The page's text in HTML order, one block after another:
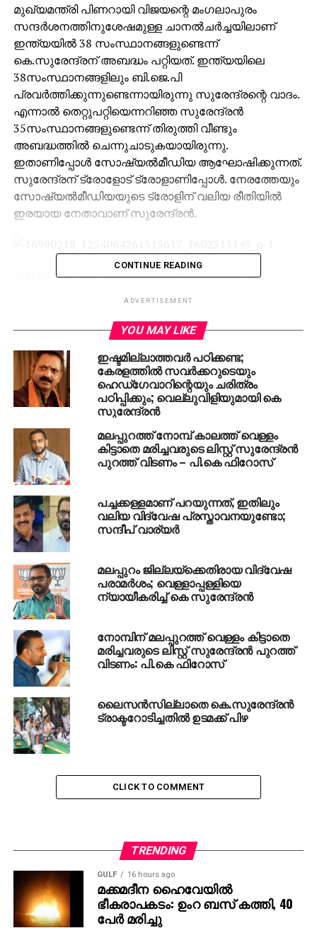
മുഖ്യമന്ത്രി പിണറായി വിജയന്റെ മംഗലാപുരം
സന്ദര്‍ശനത്തിനുശേഷമുള്ള ചാനല്‍ചര്‍ച്ചയിലാണ്
ഇന്ത്യയില്‍ 38 സംസ്ഥാനങ്ങളുണ്ടെന്ന്
കെ.സുരേന്ദ്രന് അബദ്ധം പറ്റിയത്. ഇന്ത്യയിലെ
38സംസ്ഥാനങ്ങളിലും ബി.ജെ.പി
പ്രവര്‍ത്തിക്കുന്നുണ്ടെന്നായിരുന്നു സുരേന്ദ്രന്റെ വാദം.
എന്നാല്‍ തെറ്റുപറ്റിയെന്നറിഞ്ഞ സുരേന്ദ്രന്‍
35സംസ്ഥാനങ്ങളുണ്ടെന്ന് തിരുത്തി വീണ്ടും
അബദ്ധത്തില്‍ ചെന്നുചാടുകയായിരുന്നു.
ഇതാണിപ്പോള്‍ സോഷ്യല്‍മീഡിയ ആഘോഷിക്കുന്നത്.
സുരേന്ദ്രന് ട്രോളോട് ട്രോളാണിപ്പോള്‍. നേരത്തേയും
സോഷ്യല്‍മീഡിയയുടെ ട്രോളിന് വലിയ രീതിയില്‍
ഇരയായ നേതാവാണ് സുരേന്ദ്രന്‍.
CONTINUE READING
ADVERTISEMENT
YOU MAY LIKE
ഇഷ്ടമില്ലാത്തവര്‍ പഠിക്കണ്ട;
കേരളത്തില്‍ സവര്‍ക്കറുടെയും
ഹെഡ്‌ഗേവാറിന്റെയും ചരിത്രം
പഠിപ്പിക്കും; വെല്ലുവിളിയുമായി കെ
സുരേന്ദ്രന്‍
മലപ്പുറത്ത് നോമ്പ് കാലത്ത് വെള്ളം
കിട്ടാതെ മരിച്ചവരുടെ ലിസ്റ്റ് സുരേന്ദ്രൻ
പുറത്ത് വിടണം – പി.കെ ഫിറോസ്
പച്ചക്കള്ളമാണ് പറയുന്നത്, ഇതിലും
വലിയ വിദ്വേഷ പ്രസ്താവനയുണ്ടോ;
സന്ദീപ് വാര്യര്‍
മലപ്പുറം ജില്ലയ്ക്കെതിരായ വിദ്വേഷ
പരാമര്‍ശം; വെള്ളാപ്പള്ളിയെ
ന്യായീകരിച്ച് കെ സുരേന്ദ്രന്‍
നോമ്പിന് മലപ്പുറത്ത് വെള്ളം കിട്ടാതെ
മരിച്ചവരുടെ ലിസ്റ്റ് സുരേന്ദ്രന്‍ പുറത്ത്
വിടണം: പി.കെ ഫിറോസ്‌
ലൈസന്‍സില്ലാതെ കെ.സുരേന്ദ്രന്‍
ട്രാക്ടറോടിച്ചതില്‍ ഉടമക്ക് പിഴ
CLICK TO COMMENT
TRENDING
GULF 16 hours ago
മക്കമദീന ഹൈവേയില്‍
ഭീകരാപകടം: ഉംറ ബസ് കത്തി, 40
പേര്‍ മരിച്ചു